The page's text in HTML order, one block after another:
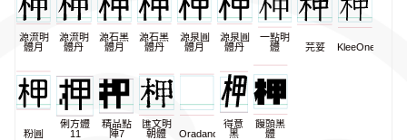
源流明
體月
源流明
體丹
源石黑
體月
源石黑
體丹
源泉圓
體月
源泉圓
體丹
一點明
體
芫荽 KleeOne
粉圓
俐方體
11
精品點
陣7
匯文明
朝體
Oradano
得意
黑
饅頭黑
體